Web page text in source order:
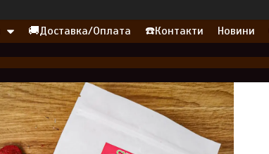
🚚Доставка/Оплата ☎️Контакти Новини